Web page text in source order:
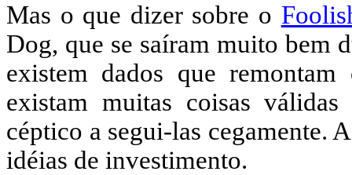
Mas o que dizer sobre o
Dog, que se saíram muito bem
existem dados que
existam muitas coisas válidas
céptico a segui-las cegamente.
idéias de investimento.